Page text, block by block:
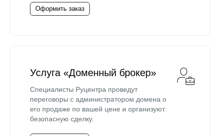
Оформить заказ
Услуга «Доменный брокер»
Специалисты Руцентра проведут
переговоры с администратором домена о
его продаже по вашей цене и организуют
безопасную сделку.